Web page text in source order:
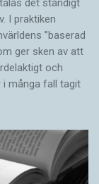
det ständigt
I praktiken
”baserad
ger sken av att
och
i många fall tagit